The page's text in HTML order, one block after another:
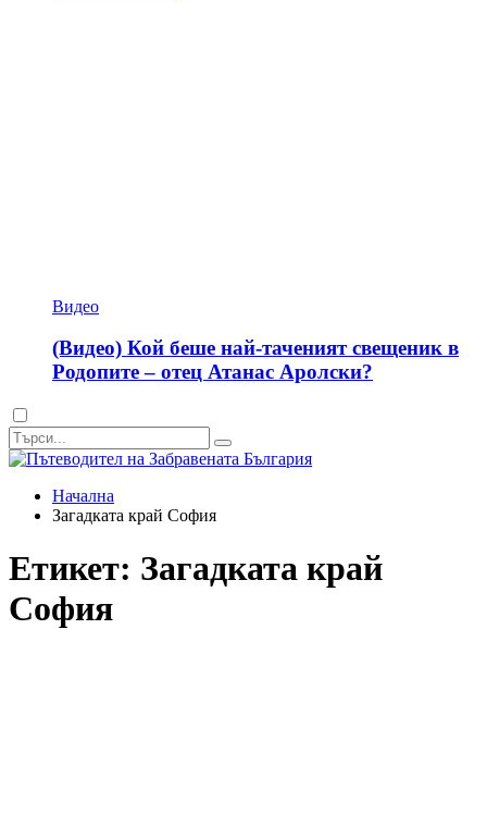
Видео
(Видео) Кой беше най-таченият свещеник в
Родопите – отец Атанас Аролски?
Dark
mode
Начална
Загадката край София
Етикет: Загадката край
София